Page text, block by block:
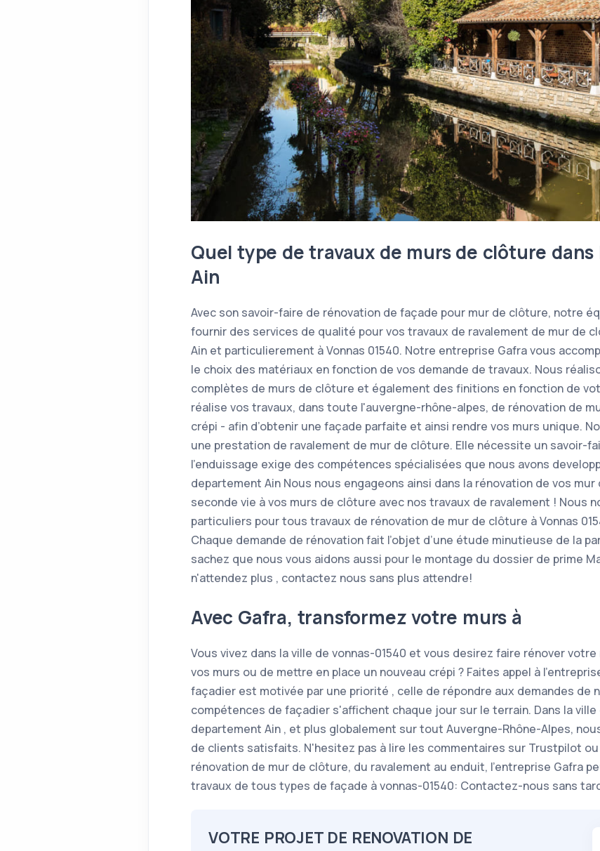
Quel type de travaux de murs de clôture
Ain
Avec son savoir-faire de rénovation de façade pour mur de clôture, notre
fournir des services de qualité pour vos travaux de ravalement de mur de
Ain et particulierement à Vonnas 01540. Notre entreprise Gafra vous
le choix des matériaux en fonction de vos demande de travaux. Nous
complètes de murs de clôture et également des finitions en fonction de
réalise vos travaux, dans toute l'auvergne-rhône-alpes, de rénovation de
crépi - afin d’obtenir une façade parfaite et ainsi rendre vos murs unique.
une prestation de ravalement de mur de clôture. Elle nécessite un savoir-
l'enduissage exige des compétences spécialisées que nous avons
departement Ain Nous nous engageons ainsi dans la rénovation de vos
seconde vie à vos murs de clôture avec nos travaux de ravalement ! Nous
particuliers pour tous travaux de rénovation de mur de clôture à Vonnas
Chaque demande de rénovation fait l’objet d’une étude minutieuse de la
sachez que nous vous aidons aussi pour le montage du dossier de prime
n'attendez plus , contactez nous sans plus attendre!
Avec Gafra, transformez votre murs à
Vous vivez dans la ville de vonnas-01540 et vous desirez faire rénover
vos murs ou de mettre en place un nouveau crépi ? Faites appel à
façadier est motivée par une priorité , celle de répondre aux demandes de
compétences de façadier s'affichent chaque jour sur le terrain. Dans la ville
departement Ain , et plus globalement sur tout Auvergne-Rhône-Alpes,
de clients satisfaits. N'hesitez pas à lire les commentaires sur Trustpilot ou
rénovation de mur de clôture, du ravalement au enduit, l’entreprise Gafra
travaux de tous types de façade à vonnas-01540: Contactez-nous sans
VOTRE PROJET DE RENOVATION DE